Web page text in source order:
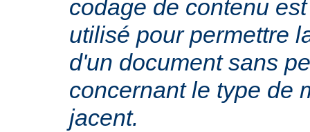
codage de contenu
utilisé pour permettre
d'un document sans
concernant le type de
jacent.